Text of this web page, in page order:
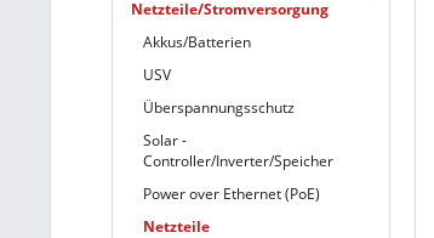
Netzteile/Stromversorgung
Akkus/Batterien
USV
Überspannungsschutz
Solar -
Controller/Inverter/Speicher
Power over Ethernet (PoE)
Netzteile